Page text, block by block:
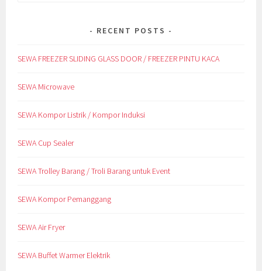
RECENT POSTS
SEWA FREEZER SLIDING GLASS DOOR / FREEZER PINTU KACA
SEWA Microwave
SEWA Kompor Listrik / Kompor Induksi
SEWA Cup Sealer
SEWA Trolley Barang / Troli Barang untuk Event
SEWA Kompor Pemanggang
SEWA Air Fryer
SEWA Buffet Warmer Elektrik